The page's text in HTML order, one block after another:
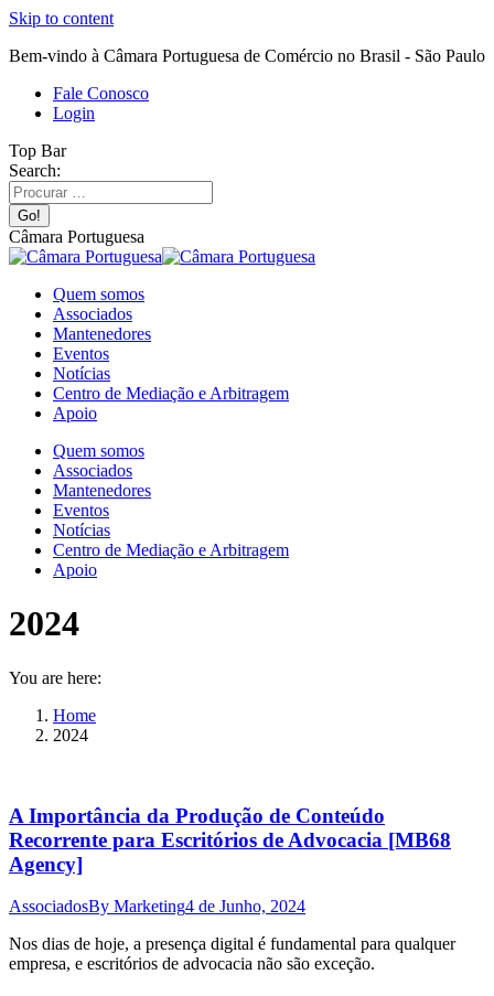
Skip to content
Bem-vindo à Câmara Portuguesa de Comércio no Brasil - São Paulo
Fale Conosco
Login
Top Bar
Search:
Câmara Portuguesa
Quem somos
Associados
Mantenedores
Eventos
Notícias
Centro de Mediação e Arbitragem
Apoio
Quem somos
Associados
Mantenedores
Eventos
Notícias
Centro de Mediação e Arbitragem
Apoio
2024
You are here:
Home
2024
A Importância da Produção de Conteúdo
Recorrente para Escritórios de Advocacia [MB68
Agency]
AssociadosBy Marketing4 de Junho, 2024
Nos dias de hoje, a presença digital é fundamental para qualquer
empresa, e escritórios de advocacia não são exceção.